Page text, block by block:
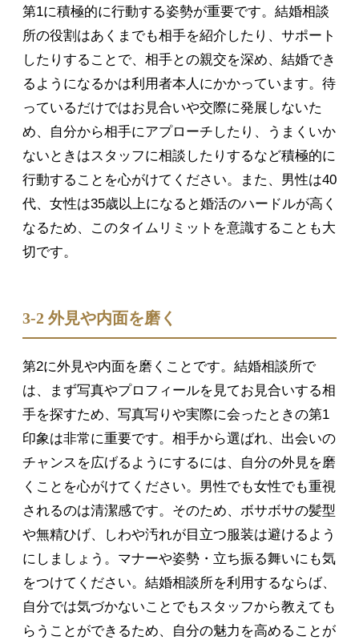
第1に積極的に行動する姿勢が重要です。結婚相談
所の役割はあくまでも相手を紹介したり、サポート
したりすることで、相手との親交を深め、結婚でき
るようになるかは利用者本人にかかっています。待
っているだけではお見合いや交際に発展しないた
め、自分から相手にアプローチしたり、うまくいか
ないときはスタッフに相談したりするなど積極的に
行動することを心がけてください。また、男性は40
代、女性は35歳以上になると婚活のハードルが高く
なるため、このタイムリミットを意識することも大
切です。
3-2 外見や内面を磨く
第2に外見や内面を磨くことです。結婚相談所で
は、まず写真やプロフィールを見てお見合いする相
手を探すため、写真写りや実際に会ったときの第1
印象は非常に重要です。相手から選ばれ、出会いの
チャンスを広げるようにするには、自分の外見を磨
くことを心がけてください。男性でも女性でも重視
されるのは清潔感です。そのため、ボサボサの髪型
や無精ひげ、しわや汚れが目立つ服装は避けるよう
にしましょう。マナーや姿勢・立ち振る舞いにも気
をつけてください。結婚相談所を利用するならば、
自分では気づかないことでもスタッフから教えても
らうことができるため、自分の魅力を高めることが